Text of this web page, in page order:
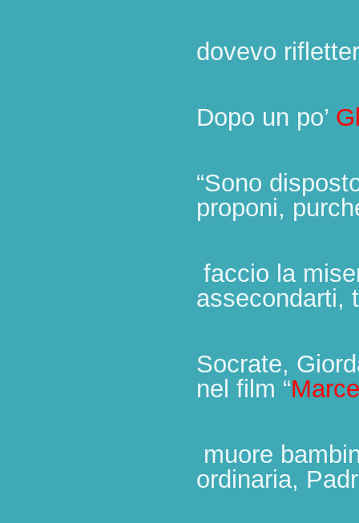
dovevo
Dopo un po’
“Sono
proponi,
faccio la
assecondarti,
Socrate,
nel film “
muore
ordinaria,